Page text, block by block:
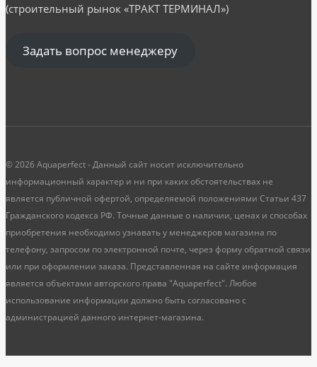
(строительный рынок «ТРАКТ ТЕРМИНАЛ»)
Задать вопрос менеджеру
© 2026 Aquaperfect - Данный сайт носит исключительно
информационный характер и ни при каких обстоятельствах не
является публичной офертой, определяемой положениями Статьи 437
Гражданского кодекса РФ. Точные данные о наличии, ценах и способах
приобретения необходимо узнавать у менеджеров магазина по
телефону, запросом по электронной почте, через форму обратной связи
или при оформлении заказа. Представленная на сайте информация
является объектами авторского права "Aquaperfect". Любое
использование информации должно быть согласовано с
администрацией данного интернет-магазина.